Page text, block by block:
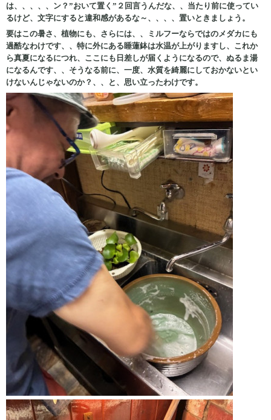
は、、、、、ン？”おいて置く”２回言うんだな、、当たり前に使ってい
るけど、文字にすると違和感があるな～、、、、置いときましょう。
要はこの暑さ、植物にも、さらには、、ミルフーならではのメダカにも
過酷なわけです、、特に外にある睡蓮鉢は水温が上がりますし、これか
ら真夏になるにつれ、ここにも日差しが届くようになるので、ぬるま湯
になるんです、、そうなる前に、一度、水質を綺麗にしておかないとい
けないんじゃないのか？、、と、思い立ったわけです。